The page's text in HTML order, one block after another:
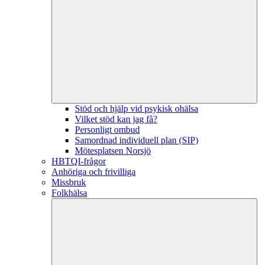
Stöd och hjälp vid psykisk ohälsa
Vilket stöd kan jag få?
Personligt ombud
Samordnad individuell plan (SIP)
Mötesplatsen Norsjö
HBTQI-frågor
Anhöriga och frivilliga
Missbruk
Folkhälsa